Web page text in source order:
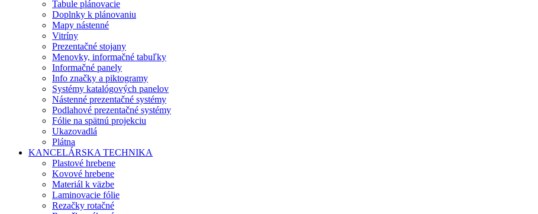
Tabule plánovacie
Doplnky k plánovaniu
Mapy nástenné
Vitríny
Prezentačné stojany
Menovky, informačné tabuľky
Informačné panely
Info značky a piktogramy
Systémy katalógových panelov
Nástenné prezentačné systémy
Podlahové prezentačné systémy
Fólie na spätnú projekciu
Ukazovadlá
Plátna
KANCELÁRSKA TECHNIKA
Plastové hrebene
Kovové hrebene
Materiál k väzbe
Laminovacie fólie
Rezačky rotačné